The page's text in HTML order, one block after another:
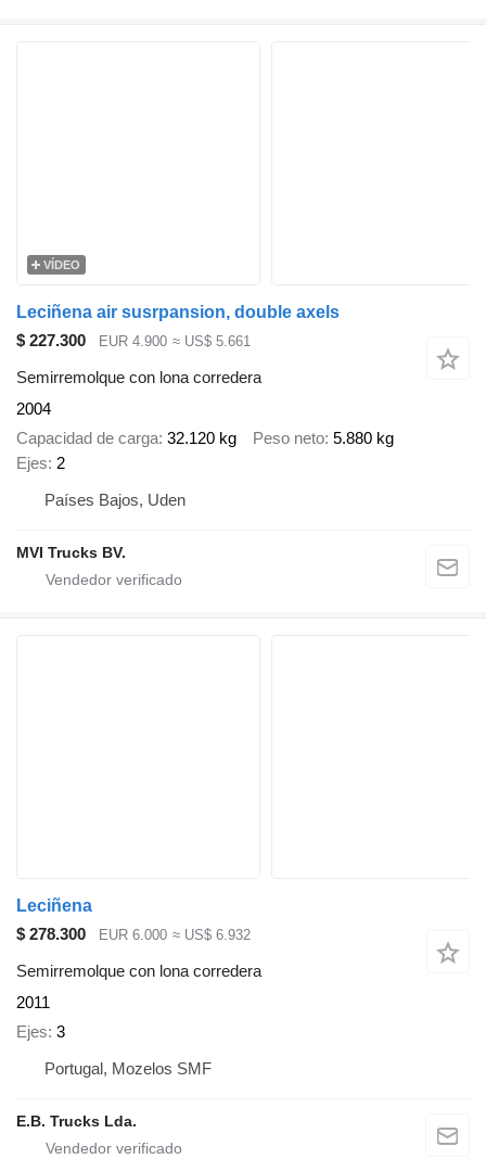
VÍDEO
Leciñena air susrpansion, double axels
$ 227.300
EUR 4.900 ≈ US$ 5.661
Semirremolque con lona corredera
2004
Capacidad de carga 32.120 kg Peso neto 5.880 kg
Ejes 2
Países Bajos, Uden
MVI Trucks BV.
Leciñena
$ 278.300
EUR 6.000 ≈ US$ 6.932
Semirremolque con lona corredera
2011
Ejes 3
Portugal, Mozelos SMF
E.B. Trucks Lda.